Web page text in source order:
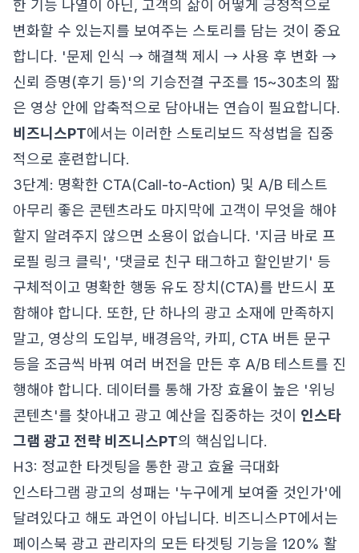
한 기능 나열이 아닌, 고객의 삶이 어떻게 긍정적으로
변화할 수 있는지를 보여주는 스토리를 담는 것이 중요
합니다. '문제 인식 → 해결책 제시 → 사용 후 변화 →
신뢰 증명(후기 등)'의 기승전결 구조를 15~30초의 짧
은 영상 안에 압축적으로 담아내는 연습이 필요합니다.
비즈니스PT에서는 이러한 스토리보드 작성법을 집중
적으로 훈련합니다.
3단계: 명확한 CTA(Call-to-Action) 및 A/B 테스트
아무리 좋은 콘텐츠라도 마지막에 고객이 무엇을 해야
할지 알려주지 않으면 소용이 없습니다. '지금 바로 프
로필 링크 클릭', '댓글로 친구 태그하고 할인받기' 등
구체적이고 명확한 행동 유도 장치(CTA)를 반드시 포
함해야 합니다. 또한, 단 하나의 광고 소재에 만족하지
말고, 영상의 도입부, 배경음악, 카피, CTA 버튼 문구
등을 조금씩 바꿔 여러 버전을 만든 후 A/B 테스트를 진
행해야 합니다. 데이터를 통해 가장 효율이 높은 '위닝
콘텐츠'를 찾아내고 광고 예산을 집중하는 것이 인스타
그램 광고 전략 비즈니스PT의 핵심입니다.
H3: 정교한 타겟팅을 통한 광고 효율 극대화
인스타그램 광고의 성패는 '누구에게 보여줄 것인가'에
달려있다고 해도 과언이 아닙니다. 비즈니스PT에서는
페이스북 광고 관리자의 모든 타겟팅 기능을 120% 활